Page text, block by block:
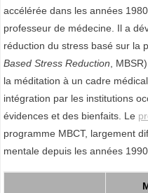
N
E
S
S
-
S
O
accélérée dans les années
professeur de médecine. Il a
réduction du stress basé sur la
Based Stress Reduction,
la méditation à un cadre
intégration par les institutions
évidences et des bienfaits. Le
programme MBCT, largement
mentale depuis les années